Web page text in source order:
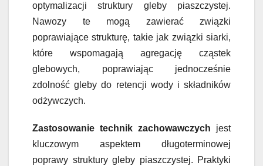
optymalizacji struktury gleby piaszczystej.
Nawozy te mogą zawierać związki
poprawiające strukturę, takie jak związki siarki,
które wspomagają agregację cząstek
glebowych, poprawiając jednocześnie
zdolność gleby do retencji wody i składników
odżywczych.
Zastosowanie technik zachowawczych jest
kluczowym aspektem długoterminowej
poprawy struktury gleby piaszczystej. Praktyki